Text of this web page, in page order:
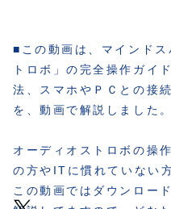
■この動画は、マインド
トロボ」の完全操作ガイ
法、スマホやＰＣとの接
を、動画で解説しました。
オーディオストロボの操
の方やITに慣れていない
この動画ではダウンロー